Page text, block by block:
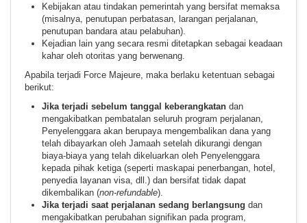
Kebijakan atau tindakan pemerintah yang bersifat memaksa
(misalnya, penutupan perbatasan, larangan perjalanan,
penutupan bandara atau pelabuhan).
Kejadian lain yang secara resmi ditetapkan sebagai keadaan
kahar oleh otoritas yang berwenang.
Apabila terjadi Force Majeure, maka berlaku ketentuan sebagai
berikut:
Jika terjadi sebelum tanggal keberangkatan dan
mengakibatkan pembatalan seluruh program perjalanan,
Penyelenggara akan berupaya mengembalikan dana yang
telah dibayarkan oleh Jamaah setelah dikurangi dengan
biaya-biaya yang telah dikeluarkan oleh Penyelenggara
kepada pihak ketiga (seperti maskapai penerbangan, hotel,
penyedia layanan visa, dll.) dan bersifat tidak dapat
dikembalikan (non-refundable).
Jika terjadi saat perjalanan sedang berlangsung dan
mengakibatkan perubahan signifikan pada program,